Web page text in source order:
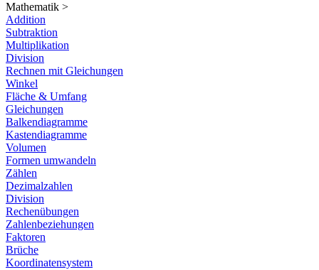
Mathematik >
Addition
Subtraktion
Multiplikation
Division
Rechnen mit Gleichungen
Winkel
Fläche & Umfang
Gleichungen
Balkendiagramme
Kastendiagramme
Volumen
Formen umwandeln
Zählen
Dezimalzahlen
Division
Rechenübungen
Zahlenbeziehungen
Faktoren
Brüche
Koordinatensystem